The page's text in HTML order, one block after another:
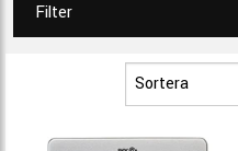
Filter